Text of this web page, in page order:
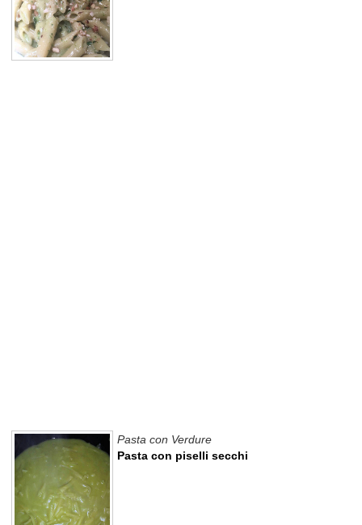
Pasta con piselli secchi
Pasta con Verdure